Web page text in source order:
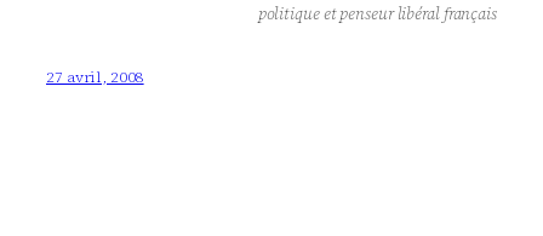
politique et penseur libéral français
27 avril, 2008